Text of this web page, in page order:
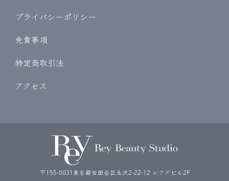
プライバシーポリシー
免責事項
特定商取引法
アクセス
〒155-0031東京都世田谷区北沢2-22-12 レフアビル2F